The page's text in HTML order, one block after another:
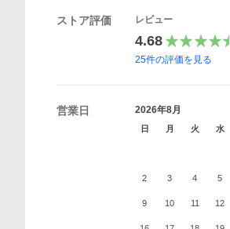
ストア評価 レビュー
4.68
25件の評価を見る
営業日 2026年8月
日 月 火 水
2 3 4 5
9 10 11 12